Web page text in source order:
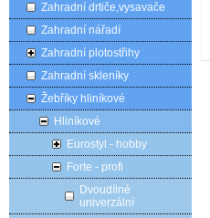
Zahradní drtiče,vysavače
Zahradní nářadí
Zahradní plotostřihy
Zahradní skleníky
Žebříky hliníkové
Hliníkové
Eurostyl - hobby
Forte - profi
Dvoudílné
univerzální